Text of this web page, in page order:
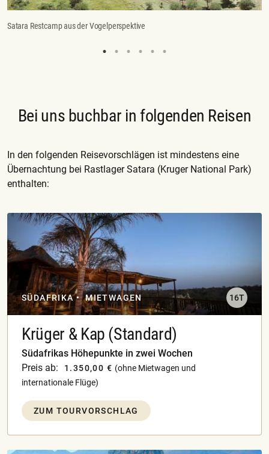
Satara Restcamp aus der Vogelperspektive
Bei uns buchbar in folgenden Reisen
In den folgenden Reisevorschlägen ist mindestens eine
Übernachtung bei Rastlager Satara (Kruger National Park)
enthalten:
SÜDAFRIKA MIETWAGEN 16T
Krüger & Kap (Standard)
Südafrikas Höhepunkte in zwei Wochen
Preis ab:
1.350,00 € (ohne Mietwagen und
internationale Flüge)
ZUM TOURVORSCHLAG